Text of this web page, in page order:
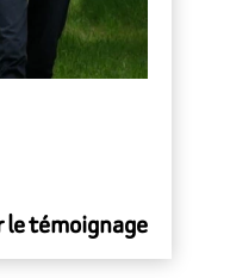
le témoignage